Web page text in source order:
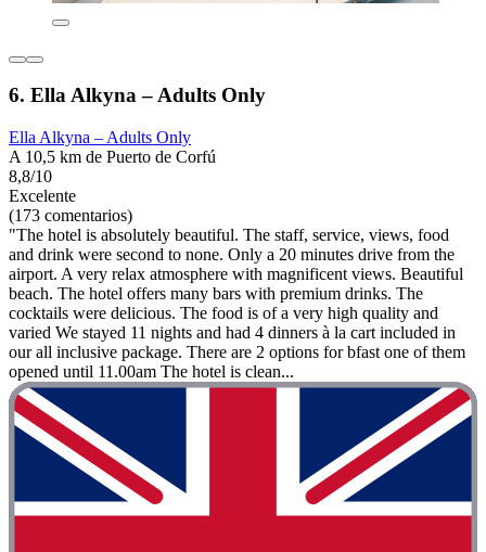
6. Ella Alkyna – Adults Only
Ella Alkyna – Adults Only
A 10,5 km de Puerto de Corfú
8,8/10
Excelente
(173 comentarios)
"The hotel is absolutely beautiful. The staff, service, views, food
and drink were second to none. Only a 20 minutes drive from the
airport. A very relax atmosphere with magnificent views. Beautiful
beach. The hotel offers many bars with premium drinks. The
cocktails were delicious. The food is of a very high quality and
varied We stayed 11 nights and had 4 dinners à la cart included in
our all inclusive package. There are 2 options for bfast one of them
opened until 11.00am The hotel is clean...